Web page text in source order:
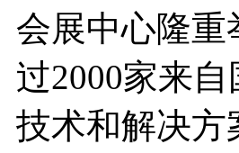
会展中心隆重
过2000家来
技术和解决方